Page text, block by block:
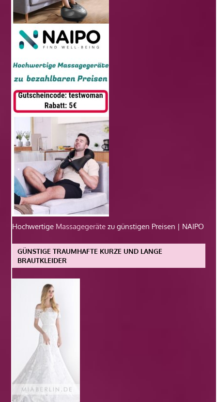
Hochwertige Massagegeräte zu günstigen Preisen | NAIPO
GÜNSTIGE TRAUMHAFTE KURZE UND LANGE
BRAUTKLEIDER